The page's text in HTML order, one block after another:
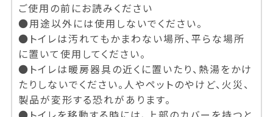
ご使用の前にお読みください
●用途以外には使用しないでください。
●トイレは汚れてもかまわない場所、平らな場所
に置いて使用してください。
●トイレは暖房器具の近くに置いたり、熱湯をかけ
たりしないでください。人やペットのやけど、火災、
製品が変形する恐れがあります。